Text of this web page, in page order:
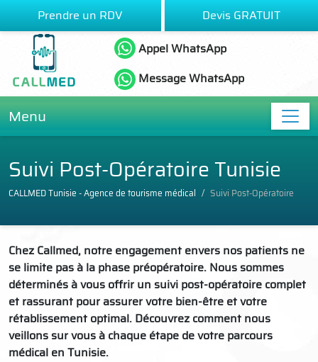
Prendre un RDV
Devis GRATUIT
Appel WhatsApp
Message WhatsApp
Menu
Suivi Post-Opératoire Tunisie
CALLMED Tunisie - Agence de tourisme médical Suivi Post-Opératoire
Chez Callmed, notre engagement envers nos patients ne
se limite pas à la phase préopératoire. Nous sommes
déterminés à vous offrir un suivi post-opératoire complet
et rassurant pour assurer votre bien-être et votre
rétablissement optimal. Découvrez comment nous
veillons sur vous à chaque étape de votre parcours
médical en Tunisie.